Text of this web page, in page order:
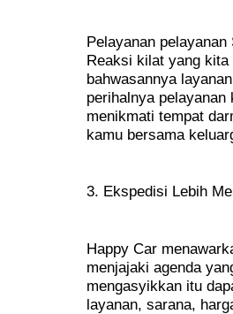
Pelayanan
Reaksi kilat yang
bahwasannya
perihalnya
menikmati tempat
kamu bersama
3. Ekspedisi Lebih
Happy Car
menjajaki agenda
mengasyikkan itu
layanan, sarana,